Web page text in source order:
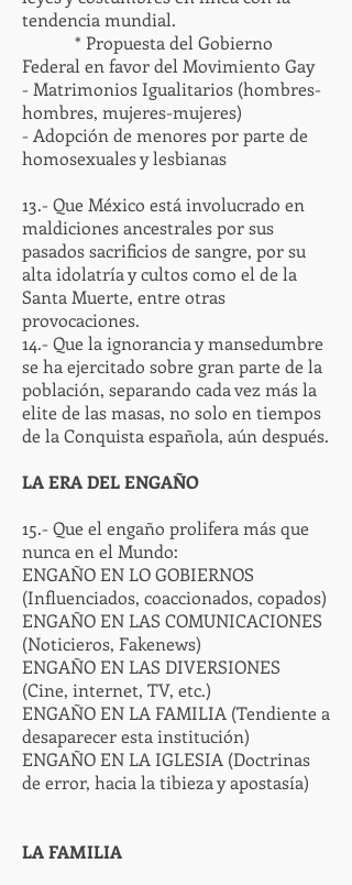
tendencia mundial.
* Propuesta del Gobierno
Federal en favor del Movimiento Gay
- Matrimonios Igualitarios (hombres-
hombres, mujeres-mujeres)
- Adopción de menores por parte de
homosexuales y lesbianas
13.- Que México está involucrado en
maldiciones ancestrales por sus
pasados sacrificios de sangre, por su
alta idolatría y cultos como el de la
Santa Muerte, entre otras
provocaciones.
14.- Que la ignorancia y mansedumbre
se ha ejercitado sobre gran parte de la
población, separando cada vez más la
elite de las masas, no solo en tiempos
de la Conquista española, aún después.
LA ERA DEL ENGAÑO
15.- Que el engaño prolifera más que
nunca en el Mundo:
ENGAÑO EN LO GOBIERNOS
(Influenciados, coaccionados, copados)
ENGAÑO EN LAS COMUNICACIONES
(Noticieros, Fakenews)
ENGAÑO EN LAS DIVERSIONES
(Cine, internet, TV, etc.)
ENGAÑO EN LA FAMILIA (Tendiente a
desaparecer esta institución)
ENGAÑO EN LA IGLESIA (Doctrinas
de error, hacia la tibieza y apostasía)
LA FAMILIA